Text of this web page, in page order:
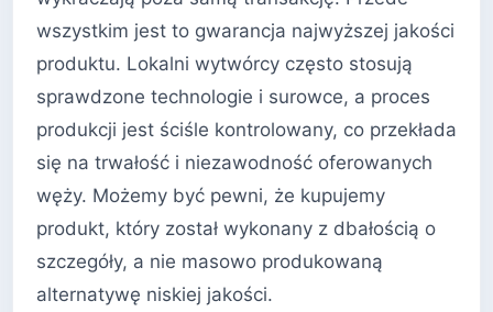
wszystkim jest to gwarancja najwyższej jakości
produktu. Lokalni wytwórcy często stosują
sprawdzone technologie i surowce, a proces
produkcji jest ściśle kontrolowany, co przekłada
się na trwałość i niezawodność oferowanych
węży. Możemy być pewni, że kupujemy
produkt, który został wykonany z dbałością o
szczegóły, a nie masowo produkowaną
alternatywę niskiej jakości.